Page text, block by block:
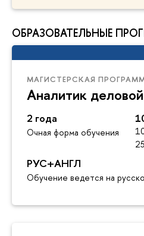
ОБРАЗОВАТЕЛЬНЫЕ
МАГИСТЕРСКАЯ
Аналитик
2 года
Очная форма обучения
РУС+АНГЛ
Обучение ведется на